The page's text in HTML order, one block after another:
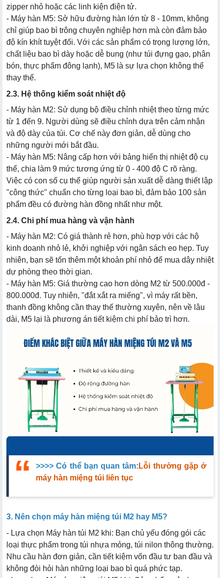
zipper nhỏ hoặc các linh kiện điện tử.
- Máy hàn M5: Sở hữu đường hàn lớn từ 8 - 10mm, không
chỉ giúp bao bì trông chuyên nghiệp hơn mà còn đảm bảo
độ kín khít tuyệt đối. Với các sản phẩm có trọng lượng lớn,
chất liệu bao bì dày hoặc dễ bung (như túi đựng gạo, phân
bón, thực phẩm đông lạnh), M5 là sự lựa chọn không thể
thay thế.
2.3. Hệ thống kiểm soát nhiệt độ
- Máy hàn M2: Sử dụng bộ điều chỉnh nhiệt theo từng mức
từ 1 đến 9. Người dùng sẽ điều chỉnh dựa trên cảm nhận
và độ dày của túi. Cơ chế này đơn giản, dễ dùng cho
những người mới bắt đầu.
- Máy hàn M5: Nâng cấp hơn với bảng hiển thị nhiệt độ cụ
thể, chia làm 9 mức tương ứng từ 0 - 400 độ C rõ ràng.
Việc có con số cụ thể giúp người sản xuất dễ dàng thiết lập
"công thức" chuẩn cho từng loại bao bì, đảm bảo 100 sản
phẩm đều có đường hàn đồng nhất như một.
2.4. Chi phí mua hàng và vận hành
- Máy hàn M2: Có giá thành rẻ hơn, phù hợp với các hộ
kinh doanh nhỏ lẻ, khởi nghiệp với ngân sách eo hẹp. Tuy
nhiên, bạn sẽ tốn thêm một khoản phí nhỏ để mua dây nhiệt
dự phòng theo thời gian.
- Máy hàn M5: Giá thường cao hơn dòng M2 từ 500.000đ -
800.000đ. Tuy nhiên, "đắt xắt ra miếng", vì máy rất bền,
thanh đồng không cần thay thế thường xuyên, nên về lâu
dài, M5 lại là phương án tiết kiệm chi phí bảo trì hơn.
>>>> Có thể bạn quan tâm: Lỗi thường gặp ở
máy hàn miệng túi liên tục
3. Nên chọn máy hàn miệng túi M2 hay M5?
- Lựa chọn Máy hàn túi M2 khi: Bạn chủ yếu đóng gói các
loại thực phẩm trong túi nhựa mỏng, túi nilon thông thường.
Nhu cầu hàn đơn giản, cần tiết kiệm vốn đầu tư ban đầu và
không đòi hỏi hàn những loại bao bì quá phức tạp.